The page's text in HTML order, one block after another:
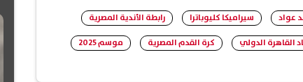
عواد سيراميكا كليوباترا
رابطة الأندية المصرية
القاهرة الدولي كرة القدم المصرية موسم 2025